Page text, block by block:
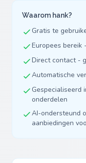
Waarom hank?
Gratis te
Europees bereik
Direct contact -
Automatische
Gespecialiseerd
onderdelen
AI-ondersteund
aanbiedingen